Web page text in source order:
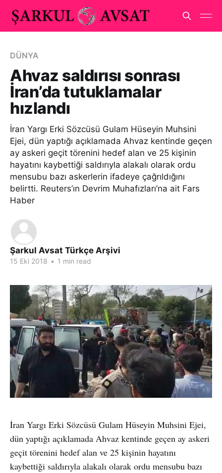
DÜNYA
Ahvaz saldırısı sonrası
İran’da tutuklamalar
hızlandı
İran Yargı Erki Sözcüsü Gulam Hüseyin Muhsini
Ejei, dün yaptığı açıklamada Ahvaz kentinde geçen
ay askeri geçit törenini hedef alan ve 25 kişinin
hayatını kaybettiği saldırıyla alakalı olarak ordu
mensubu bazı askerlerin ifadeye çağrıldığını
belirtti. Reuters’ın Devrim Muhafızları’na ait Fars
Haber
Şarkul Avsat Türkçe Arşivi
15 Eki 2018 • 1 min read
İran Yargı Erki Sözcüsü Gulam Hüseyin Muhsini Ejei,
dün yaptığı açıklamada Ahvaz kentinde geçen ay askeri
geçit törenini hedef alan ve 25 kişinin hayatını
kaybettiği saldırıyla alakalı olarak ordu mensubu bazı